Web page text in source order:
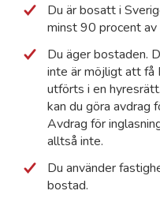
Du är bosatt i
minst 90 procent
Du äger bostaden.
inte är möjligt att få
utförts i en
kan du göra avdrag
Avdrag för
alltså inte.
Du använder
bostad.